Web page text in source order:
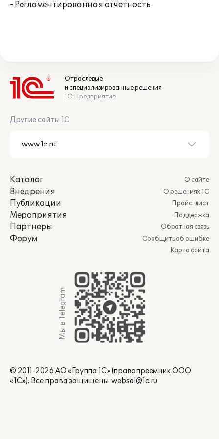
- Регламентированная отчетность
Отраслевые
и специализированные решения
1С:Предприятие
Другие сайты 1С
Каталог
Внедрения
Публикации
Мероприятия
Партнеры
Форум
О сайте
О решениях 1С
Прайс-лист
Поддержка
Обратная связь
Сообщить об ошибке
Карта сайта
Мы в Telegram
© 2011-2026 АО «Группа 1С» (правопреемник ООО
«1С»). Все права защищены. websol@1c.ru